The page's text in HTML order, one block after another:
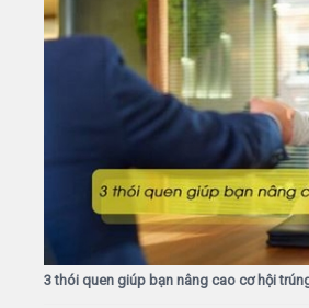
3 thói quen giúp bạn nâng cao cơ hội